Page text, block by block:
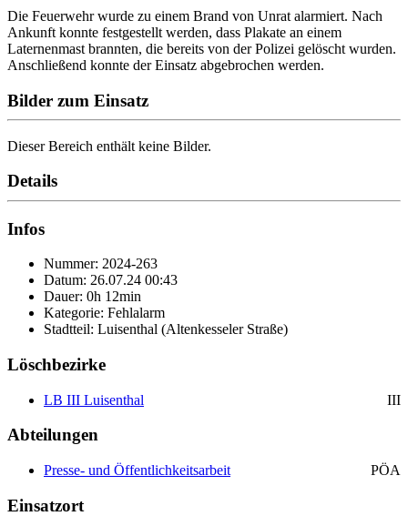
Die Feuerwehr wurde zu einem Brand von Unrat alarmiert. Nach
Ankunft konnte festgestellt werden, dass Plakate an einem
Laternenmast brannten, die bereits von der Polizei gelöscht wurden.
Anschließend konnte der Einsatz abgebrochen werden.
Bilder zum Einsatz
Dieser Bereich enthält keine Bilder.
Details
Infos
Nummer: 2024-263
Datum: 26.07.24 00:43
Dauer: 0h 12min
Kategorie: Fehlalarm
Stadtteil: Luisenthal (Altenkesseler Straße)
Löschbezirke
LB III Luisenthal III
Abteilungen
Presse- und Öffentlichkeitsarbeit PÖA
Einsatzort